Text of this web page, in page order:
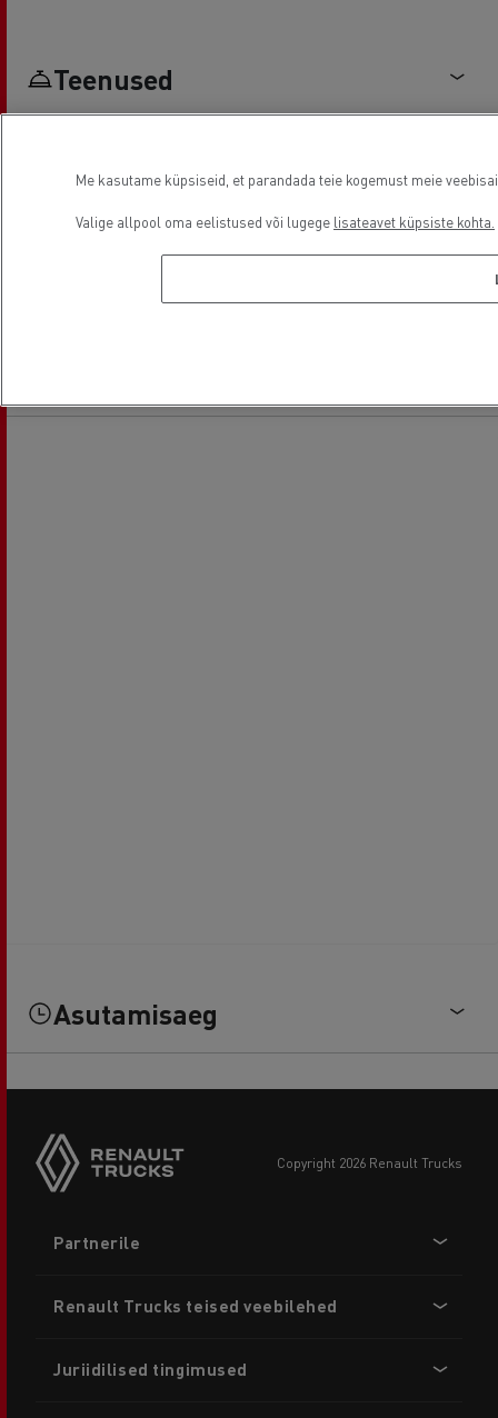
Teenused
Asutamisaeg
copyright 2026 Renault Trucks
menu
Partnerile
Renault Trucks teised veebilehed
Juriidilised tingimused
Me kasutame küpsiseid, et parandada teie kogemust meie
Valige allpool oma eelistused või lugege lisateavet küpsiste kohta.